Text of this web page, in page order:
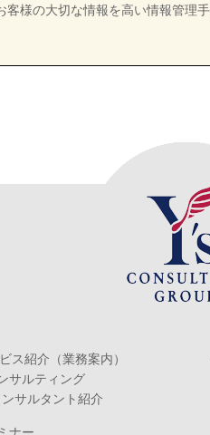
様の大切な情報を高い情報管理
ス紹介（業務案内）
サルティング
サルタント紹介
ナー